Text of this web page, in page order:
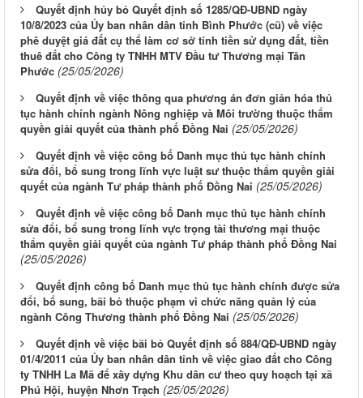
Quyết định hủy bỏ Quyết định số 1285/QĐ-UBND ngày
10/8/2023 của Ủy ban nhân dân tỉnh Bình Phước (cũ) về việc
phê duyệt giá đất cụ thể làm cơ sở tính tiền sử dụng đất, tiền
thuê đất cho Công ty TNHH MTV Đầu tư Thương mại Tân
Phước (25/05/2026)
Quyết định về việc thông qua phương án đơn giản hóa thủ
tục hành chính ngành Nông nghiệp và Môi trường thuộc thẩm
quyền giải quyết của thành phố Đồng Nai (25/05/2026)
Quyết định về việc công bố Danh mục thủ tục hành chính
sửa đổi, bổ sung trong lĩnh vực luật sư thuộc thẩm quyền giải
quyết của ngành Tư pháp thành phố Đồng Nai (25/05/2026)
Quyết định về việc công bố Danh mục thủ tục hành chính
sửa đổi, bổ sung trong lĩnh vực trọng tài thương mại thuộc
thẩm quyền giải quyết của ngành Tư pháp thành phố Đồng Nai
(25/05/2026)
Quyết định công bố Danh mục thủ tục hành chính được sửa
đổi, bổ sung, bãi bỏ thuộc phạm vi chức năng quản lý của
ngành Công Thương thành phố Đồng Nai (25/05/2026)
Quyết định về việc bãi bỏ Quyết định số 884/QĐ-UBND ngày
01/4/2011 của Ủy ban nhân dân tỉnh về việc giao đất cho Công
ty TNHH La Mã để xây dựng Khu dân cư theo quy hoạch tại xã
Phú Hội, huyện Nhơn Trạch (25/05/2026)